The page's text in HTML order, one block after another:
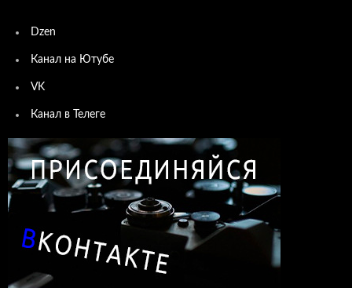
Dzen
Канал на Ютубе
VK
Канал в Телеге